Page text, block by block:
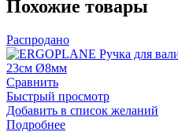
Похожие товары
Распродано
Сравнить
Быстрый просмотр
Добавить в список желаний
Подробнее